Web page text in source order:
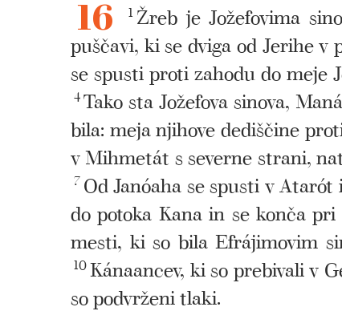
16 1 Žreb je Jožefovima
puščavi, ki se dviga od Jerihe v
se spusti proti zahodu do meje
4Tako sta Jožefova sinova,
bila: meja njihove dediščine
v Mihmetát s severne strani,
7 Od Janóaha se spusti v
do potoka Kana in se konča
mesti, ki so bila Efrájimovim
10Kánaancev, ki so prebivali v
so podvrženi tlaki.